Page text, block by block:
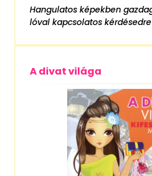
Hangulatos képekben
lóval kapcsolatos
A divat világa